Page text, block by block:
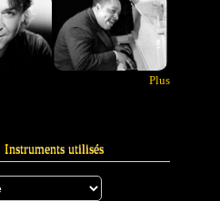
Plus
Instruments utilisés